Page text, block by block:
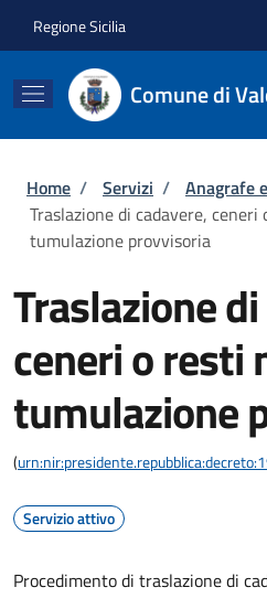
Regione Sicilia
Comune di
Briciole di pane
Home / Servizi / Anagrafe
Traslazione di cadavere,
tumulazione provvisoria
Traslazione
ceneri o resti
tumulazione
(
Servizio attivo
Procedimento di traslazione di